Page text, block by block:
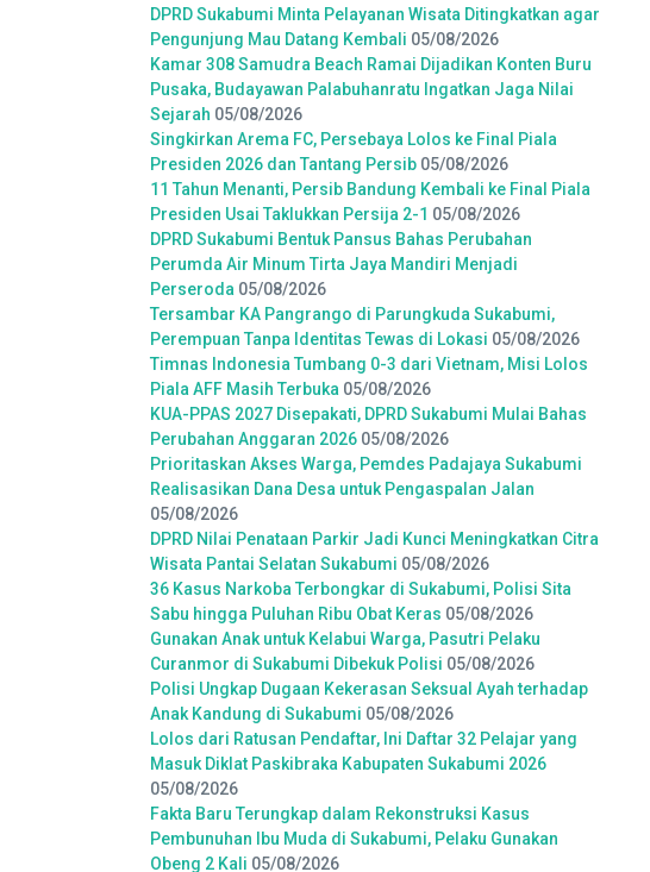
DPRD Sukabumi Minta Pelayanan Wisata Ditingkatkan agar
Pengunjung Mau Datang Kembali 05/08/2026
Kamar 308 Samudra Beach Ramai Dijadikan Konten Buru
Pusaka, Budayawan Palabuhanratu Ingatkan Jaga Nilai
Sejarah 05/08/2026
Singkirkan Arema FC, Persebaya Lolos ke Final Piala
Presiden 2026 dan Tantang Persib 05/08/2026
11 Tahun Menanti, Persib Bandung Kembali ke Final Piala
Presiden Usai Taklukkan Persija 2-1 05/08/2026
DPRD Sukabumi Bentuk Pansus Bahas Perubahan
Perumda Air Minum Tirta Jaya Mandiri Menjadi
Perseroda 05/08/2026
Tersambar KA Pangrango di Parungkuda Sukabumi,
Perempuan Tanpa Identitas Tewas di Lokasi 05/08/2026
Timnas Indonesia Tumbang 0-3 dari Vietnam, Misi Lolos
Piala AFF Masih Terbuka 05/08/2026
KUA-PPAS 2027 Disepakati, DPRD Sukabumi Mulai Bahas
Perubahan Anggaran 2026 05/08/2026
Prioritaskan Akses Warga, Pemdes Padajaya Sukabumi
Realisasikan Dana Desa untuk Pengaspalan Jalan
05/08/2026
DPRD Nilai Penataan Parkir Jadi Kunci Meningkatkan Citra
Wisata Pantai Selatan Sukabumi 05/08/2026
36 Kasus Narkoba Terbongkar di Sukabumi, Polisi Sita
Sabu hingga Puluhan Ribu Obat Keras 05/08/2026
Gunakan Anak untuk Kelabui Warga, Pasutri Pelaku
Curanmor di Sukabumi Dibekuk Polisi 05/08/2026
Polisi Ungkap Dugaan Kekerasan Seksual Ayah terhadap
Anak Kandung di Sukabumi 05/08/2026
Lolos dari Ratusan Pendaftar, Ini Daftar 32 Pelajar yang
Masuk Diklat Paskibraka Kabupaten Sukabumi 2026
05/08/2026
Fakta Baru Terungkap dalam Rekonstruksi Kasus
Pembunuhan Ibu Muda di Sukabumi, Pelaku Gunakan
Obeng 2 Kali 05/08/2026